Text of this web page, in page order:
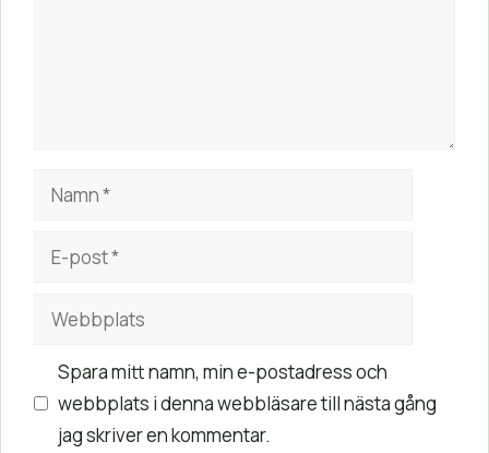
Namn
Webbplats
Spara mitt namn, min e-postadress och
webbplats i denna webbläsare till nästa gång
jag skriver en kommentar.